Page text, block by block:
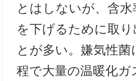
とはしないが、含
を下げるために取
とが多い。嫌気性
程で大量の温暖化